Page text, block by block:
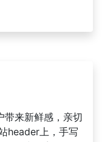
带来新鲜感，亲切
header上，手写